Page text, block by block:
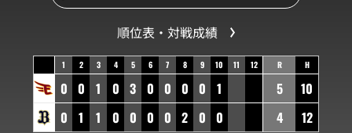
順位表・対戦成績
1 2 3 4 5 6 7 8 9 10 11 12
0 0 1 0 3 0 0 0 0
1
0
1 1 0 0 0 0 2 0 0
R H
5
10
4
12